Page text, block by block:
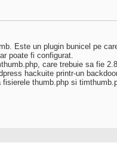
Este un plugin bunicel pe
poate fi configurat.
care trebuie sa fie
hackuite printr-un
thumb.php si